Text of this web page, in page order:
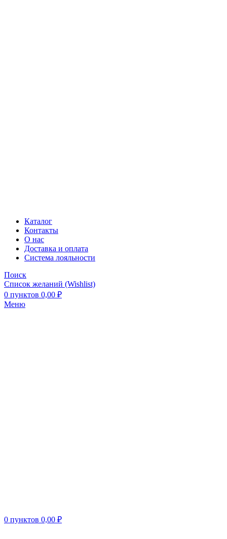
Каталог
Контакты
О нас
Доставка и оплата
Система лояльности
Поиск
Список желаний (Wishlist)
0 пунктов 0,00 ₽
Меню
0 пунктов 0,00 ₽